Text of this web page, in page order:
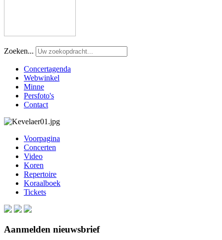
Zoeken...
Concertagenda
Webwinkel
Minne
Persfoto's
Contact
Voorpagina
Concerten
Video
Koren
Repertoire
Koraalboek
Tickets
Aanmelden nieuwsbrief